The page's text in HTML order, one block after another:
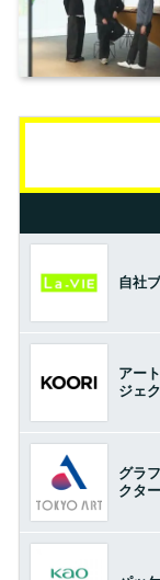
自社
アー
ジェ
グラ
クタ